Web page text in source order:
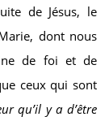
de Jésus, le
dont nous
de foi et de
ceux qui sont
qu’il y a d’être